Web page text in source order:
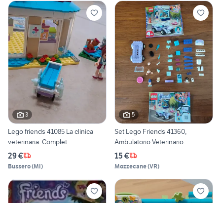
3
Lego friends 41085 La clinica
veterinaria. Complet
29 €
Bussero(MI)
5
Set Lego Friends 41360,
Ambulatorio Veterinario.
15 €
Mozzecane(VR)